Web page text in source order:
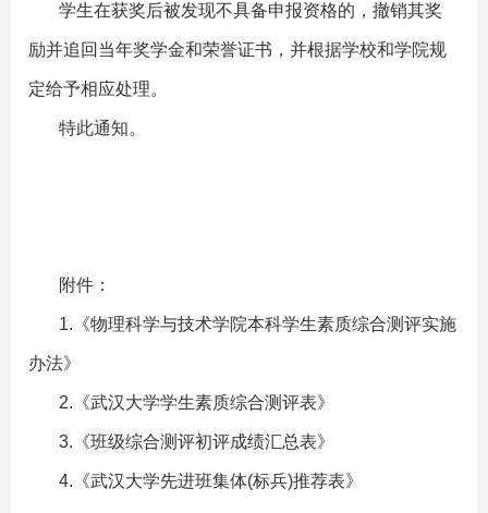
学生在获奖后被发现不具备申报资格的，撤销其奖
励并追回当年奖学金和荣誉证书，并根据学校和学院规
定给予相应处理。
特此通知。
附件：
1. 《物理科学与技术学院本科学生素质综合测评实施
办法》
2. 《武汉大学学生素质综合测评表》
3. 《班级综合测评初评成绩汇总表》
4. 《武汉大学先进班集体(标兵)推荐表》